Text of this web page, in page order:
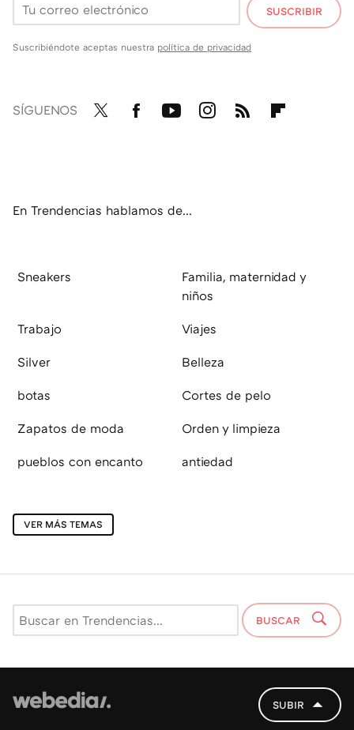
SUSCRIBIR
Suscribiéndote aceptas nuestra política de privacidad
SÍGUENOS
En Trendencias hablamos de...
Sneakers
Familia, maternidad y
niños
Trabajo Viajes
Silver Belleza
botas Cortes de pelo
Zapatos de moda Orden y limpieza
pueblos con encanto antiedad
VER MÁS TEMAS
BUSCAR
SUBIR